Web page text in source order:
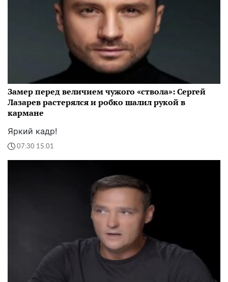
Замер перед величием чужого «ствола»: Сергей
Лазарев растерялся и робко шалил рукой в
кармане
Яркий кадр!
07:30 15.01